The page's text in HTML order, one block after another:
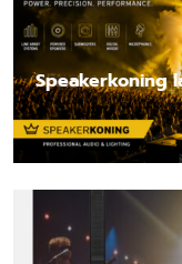
Speakerkoning